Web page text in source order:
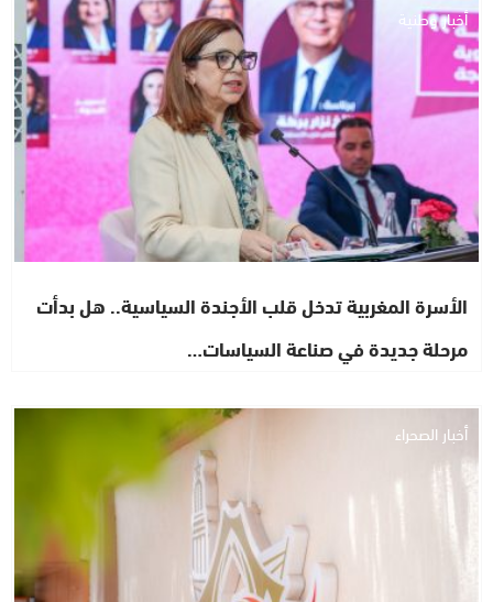
أخبار وطنية
الأسرة المغربية تدخل قلب الأجندة السياسية.. هل بدأت
مرحلة جديدة في صناعة السياسات…
أخبار الصحراء